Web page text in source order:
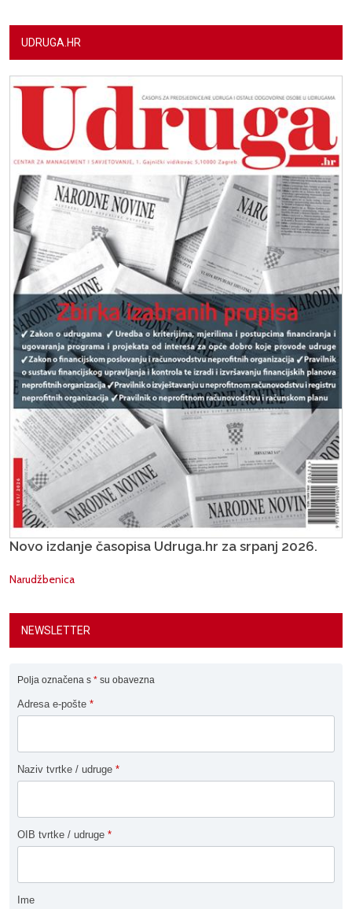
UDRUGA.HR
Novo izdanje časopisa Udruga.hr za srpanj 2026.
Narudžbenica
NEWSLETTER
Polja označena s * su obavezna
Adresa e-pošte *
Naziv tvrtke / udruge *
OIB tvrtke / udruge *
Ime